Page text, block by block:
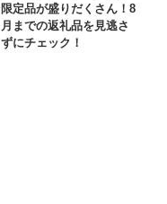
限定品が盛りだくさん！8
月までの返礼品を見逃さ
ずにチェック！